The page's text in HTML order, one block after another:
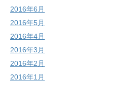
2016年6月
2016年5月
2016年4月
2016年3月
2016年2月
2016年1月